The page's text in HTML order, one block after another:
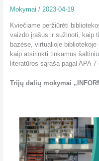
Mokymai / 2023-04-19
Kviečiame peržiūrėti
vaizdo įrašus ir sužinoti, kaip
bazėse, virtualioje
kaip atsirinkti tinkamus
literatūros sąrašą pagal APA
Trijų dalių mokymai